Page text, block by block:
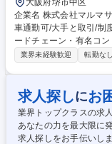
大阪府堺市中区
企業名 株式会社マルマサフード 求人名 日勤【堺/カット
車通勤可/大手と取引/制度・手当充実 仕事の内容
ードチェーン・有名コ
の製造ラインに入り込
が計画通りか確認 ■進
り・調整：進捗状況に
試運転 ■事務作業：帳
し 募集職種 日勤【堺/カット野菜の生産管理】車通勤可/大手と取引/制度・
手当充実
業界未経験歓迎 転勤なし
求人探しにお
業界トップクラスの求
あなたの力を最大限に
求人探しをお手伝いしま